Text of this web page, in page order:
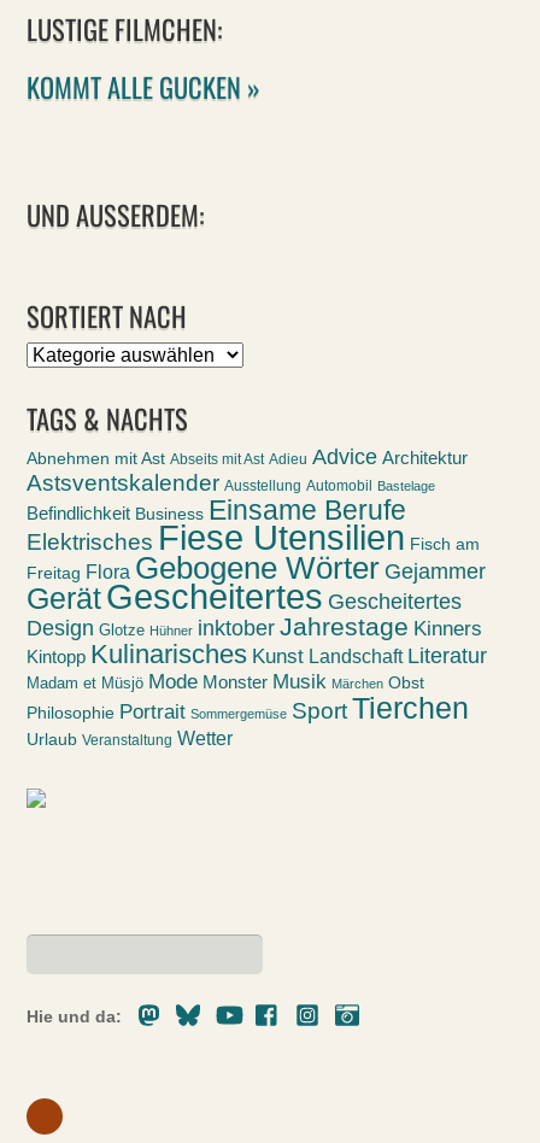
LUSTIGE FILMCHEN:
KOMMT ALLE GUCKEN »
UND AUSSERDEM:
SORTIERT NACH
Sortiert
TAGS & NACHTS
Abnehmen mit Ast Abseits mit Ast Adieu Advice Architektur
Astsventskalender Ausstellung Automobil Bastelage
Befindlichkeit Business Einsame Berufe
Elektrisches Fiese Utensilien Fisch am
Freitag Flora Gebogene Wörter Gejammer
GerätGescheitertes Gescheitertes
Design Glotze Hühner inktober Jahrestage Kinners
Kintopp Kulinarisches Kunst Landschaft Literatur
Madam et Müsjö Mode Monster Musik Märchen Obst
Philosophie Portrait Sommergemüse Sport Tierchen
Urlaub Veranstaltung Wetter
Hie und da:
MastodonBlueskyYoutubeFacebookInstagram